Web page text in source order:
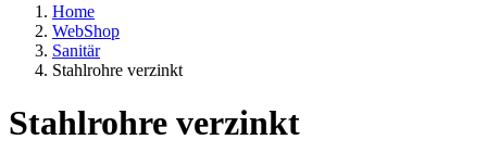
Home
WebShop
Sanitär
Stahlrohre verzinkt
Stahlrohre verzinkt